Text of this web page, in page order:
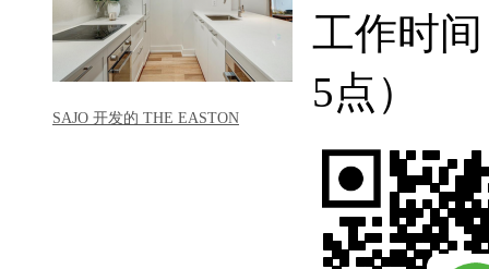
SAJO 开发的 THE EASTON
工作时
5点）